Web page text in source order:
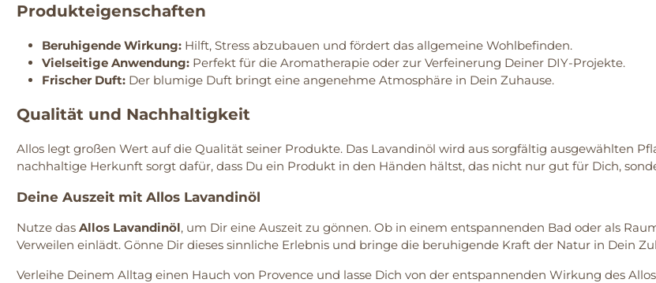
Produkteigenschaften
Beruhigende Wirkung: Hilft, Stress abzubauen und fördert das allgemeine Wohlbefinden.
Vielseitige Anwendung: Perfekt für die Aromatherapie oder zur Verfeinerung Deiner DIY-Projekte.
Frischer Duft: Der blumige Duft bringt eine angenehme Atmosphäre in Dein Zuhause.
Qualität und Nachhaltigkeit
Allos legt großen Wert auf die Qualität seiner Produkte. Das Lavandinöl wird aus sorgfältig ausgewählten
nachhaltige Herkunft sorgt dafür, dass Du ein Produkt in den Händen hältst, das nicht nur gut für Dich,
Deine Auszeit mit Allos Lavandinöl
Nutze das Allos Lavandinöl, um Dir eine Auszeit zu gönnen. Ob in einem entspannenden Bad oder als
Verweilen einlädt. Gönne Dir dieses sinnliche Erlebnis und bringe die beruhigende Kraft der Natur in Dein
Verleihe Deinem Alltag einen Hauch von Provence und lasse Dich von der entspannenden Wirkung des